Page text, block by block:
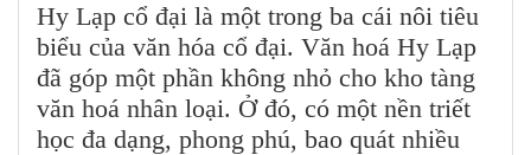
Hy Lạp cổ đại là một trong ba cái nôi tiêu
biểu của văn hóa cổ đại. Văn hoá Hy Lạp
đã góp một phần không nhỏ cho kho tàng
văn hoá nhân loại. Ở đó, có một nền triết
học đa dạng, phong phú, bao quát nhiều